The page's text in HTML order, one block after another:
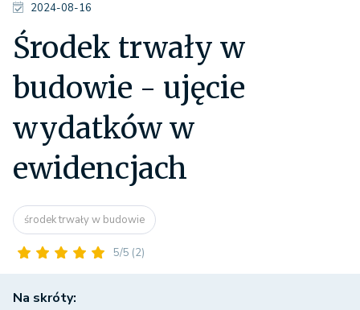
2024-08-16
Środek trwały w
budowie - ujęcie
wydatków w
ewidencjach
środek trwały w budowie
5/5 (2)
Na skróty: